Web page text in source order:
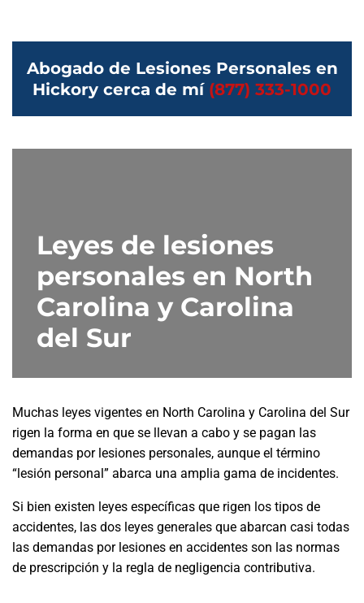
Abogado de Lesiones Personales en
Hickory cerca de mí (877) 333-1000
Leyes de lesiones
personales en North
Carolina y Carolina
del Sur
Muchas leyes vigentes en North Carolina y Carolina del Sur
rigen la forma en que se llevan a cabo y se pagan las
demandas por lesiones personales, aunque el término
“lesión personal” abarca una amplia gama de incidentes.
Si bien existen leyes específicas que rigen los tipos de
accidentes, las dos leyes generales que abarcan casi todas
las demandas por lesiones en accidentes son las normas
de prescripción y la regla de negligencia contributiva.